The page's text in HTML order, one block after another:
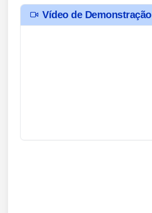
Vídeo de Demonstração